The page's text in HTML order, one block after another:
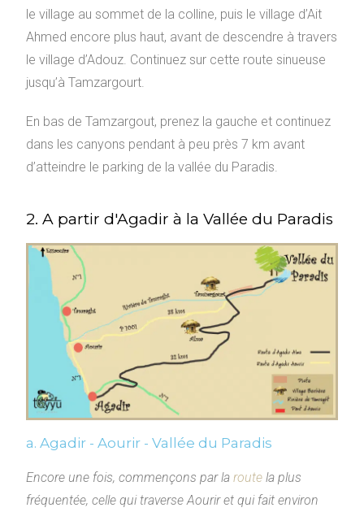
le village au sommet de la colline, puis le village d’Ait
Ahmed encore plus haut, avant de descendre à travers
le village d’Adouz. Continuez sur cette route sinueuse
jusqu’à Tamzargourt.
En bas de Tamzargout, prenez la gauche et continuez
dans les canyons pendant à peu près 7 km avant
d’atteindre le parking de la vallée du Paradis.
2. A partir d'Agadir à la Vallée du Paradis
a. Agadir - Aourir - Vallée du Paradis
Encore une fois, commençons par laroute la plus
fréquentée, celle qui traverse Aourir et qui fait environ